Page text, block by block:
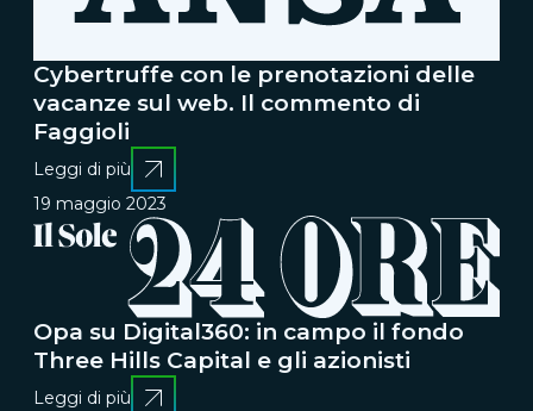
Cybertruffe con le prenotazioni delle
vacanze sul web. Il commento di
Faggioli
Leggi di più
19 maggio 2023
Opa su Digital360: in campo il fondo
Three Hills Capital e gli azionisti
Leggi di più